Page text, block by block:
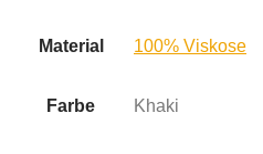
Material 100% Viskose
Farbe Khaki